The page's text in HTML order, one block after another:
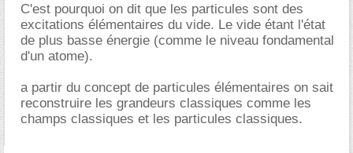
C'est pourquoi on dit que les particules sont des
excitations élémentaires du vide. Le vide étant l'état
de plus basse énergie (comme le niveau fondamental
d'un atome).
a partir du concept de particules élémentaires on sait
reconstruire les grandeurs classiques comme les
champs classiques et les particules classiques.